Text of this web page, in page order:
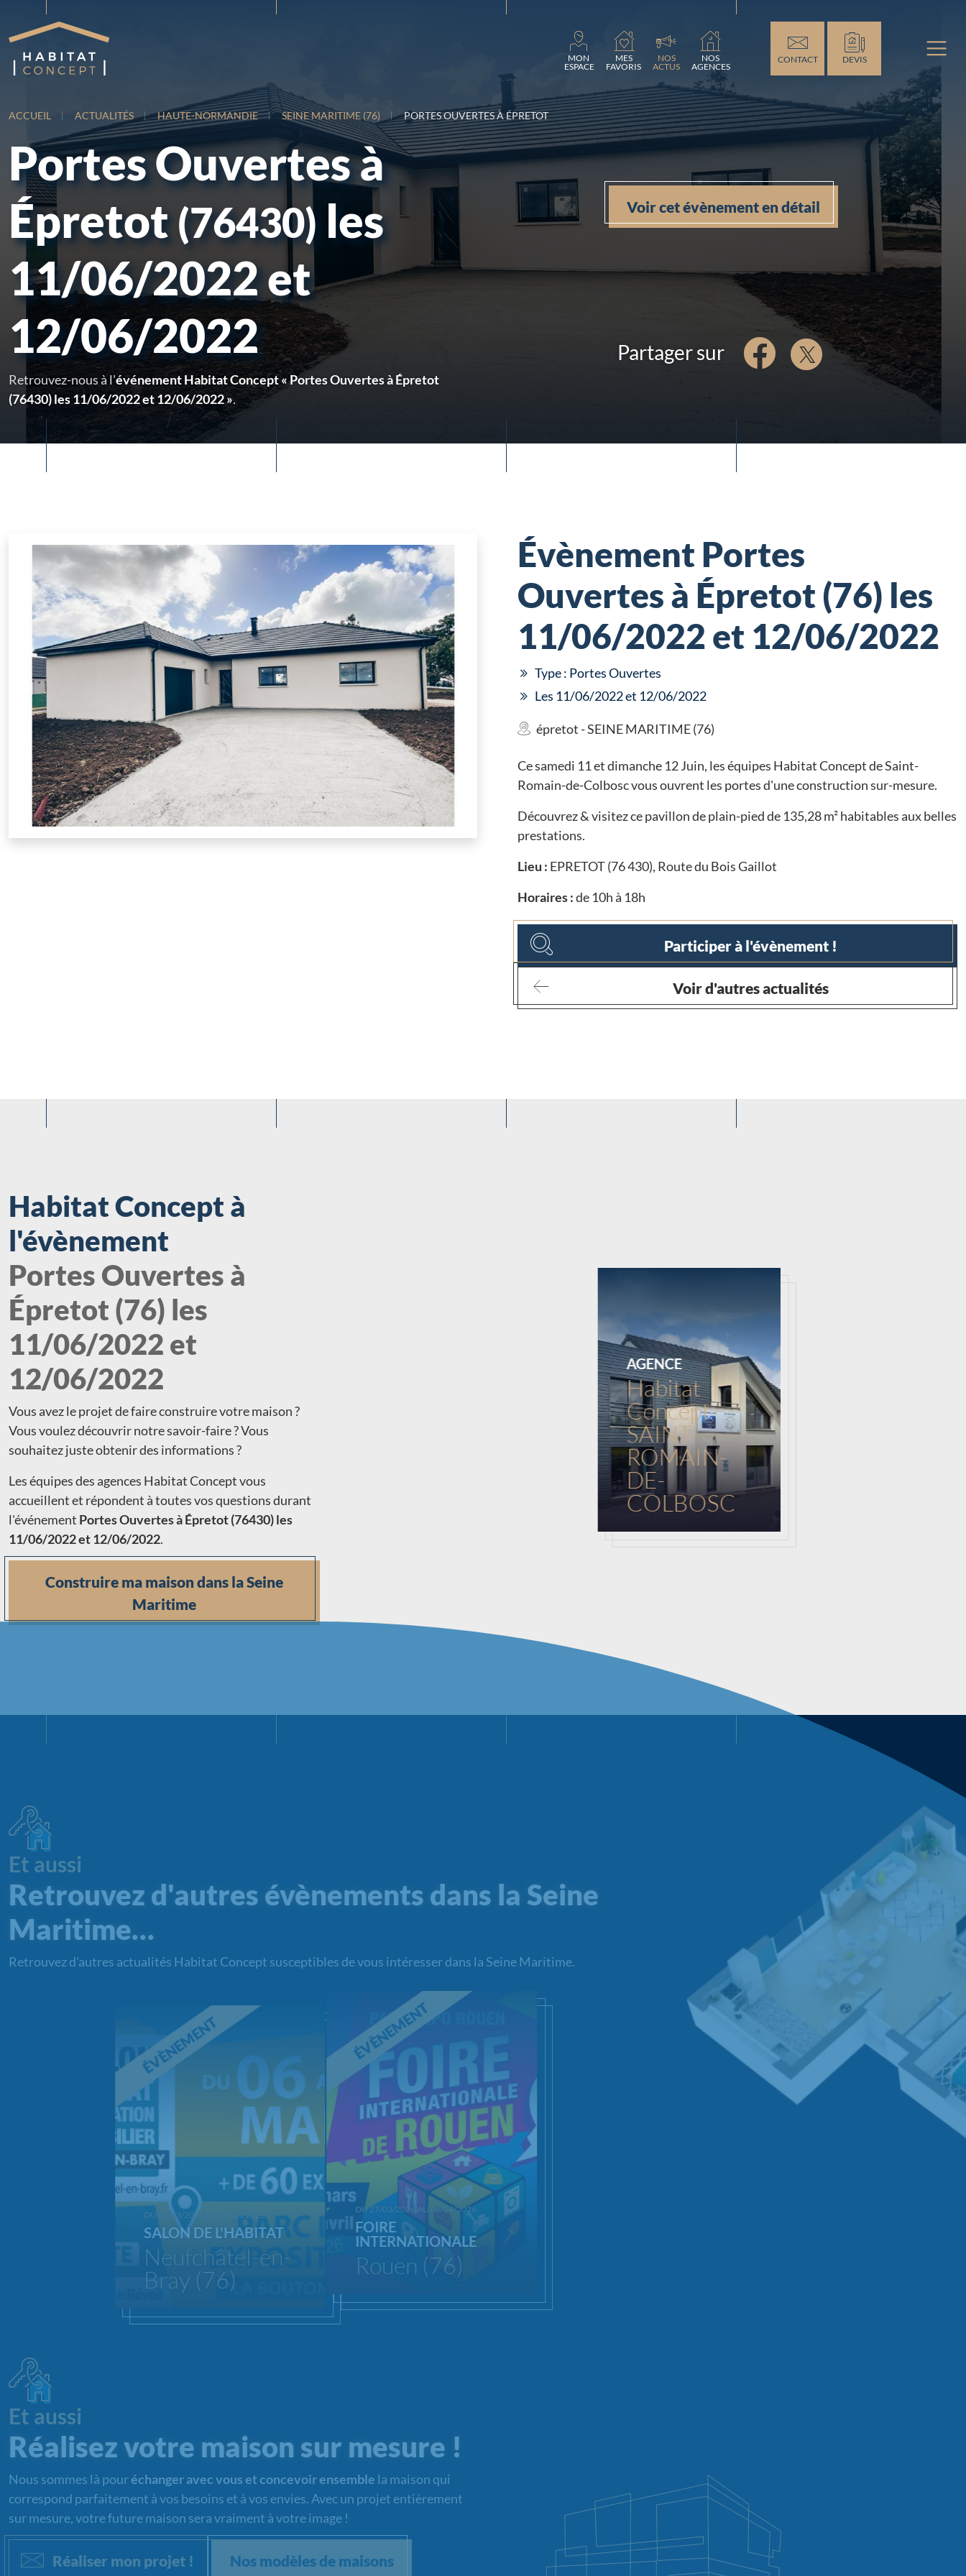
MON
ESPACE
Chargement...
MES
FAVORIS
NOS
ACTUS
NOS
AGENCES
CONTACT DEVIS
ACCUEIL ACTUALITÉS HAUTE-NORMANDIE SEINE MARITIME (76) PORTES OUVERTES À ÉPRETOT
Portes Ouvertes à
Épretot (76430) les
11/06/2022 et
12/06/2022
Retrouvez-nous à l'événement Habitat Concept « Portes Ouvertes à Épretot
(76430) les 11/06/2022 et 12/06/2022 ».
Voir cet évènement en détail
Partager sur
Évènement Portes
Ouvertes à Épretot (76) les
11/06/2022 et 12/06/2022
Type : Portes Ouvertes
Les 11/06/2022 et 12/06/2022
épretot - SEINE MARITIME (76)
Ce samedi 11 et dimanche 12 Juin, les équipes Habitat Concept de Saint-
Romain-de-Colbosc vous ouvrent les portes d'une construction sur-mesure.
Découvrez & visitez ce pavillon de plain-pied de 135,28 m² habitables aux belles
prestations.
Lieu : EPRETOT (76 430), Route du Bois Gaillot
Horaires :de 10h à 18h
Participer à l'évènement !
Voir d'autres actualités
Habitat Concept à
l'évènement
Portes Ouvertes à
Épretot (76) les
11/06/2022 et
12/06/2022
Vous avez le projet de faire construire votre maison ?
Vous voulez découvrir notre savoir-faire ? Vous
souhaitez juste obtenir des informations ?
Les équipes des agences Habitat Concept vous
accueillent et répondent à toutes vos questions durant
l'événement Portes Ouvertes à Épretot (76430) les
11/06/2022 et 12/06/2022.
Construire ma maison dans la Seine
Maritime
Chargement...
AGENCE
Habitat
Concept
SAINT-
ROMAIN-
DE-
COLBOSC
Et aussi
Retrouvez d'autres évènements dans la Seine
Maritime…
Retrouvez d'autres actualités Habitat Concept susceptibles de vous intéresser dans la Seine Maritime.
Chargement...
ÉVÈNEMENT
DU 06/03/2026 AU 08/03/2026
SALON DE L'HABITAT
Neufchâtel-en-
Bray (76)
ÉVÈNEMENT
DU 27/03/2026 AU 06/04/2026
FOIRE
INTERNATIONALE
Rouen (76)
Et aussi
Réalisez votre maison sur mesure !
Nous sommes là pouréchanger avec vous et concevoir ensemble la maison qui
correspond parfaitement à vos besoins et à vos envies. Avec un projet entièrement
sur mesure, votre future maison sera vraiment à votre image !
Réaliser mon projet ! Nos modèles de maisons